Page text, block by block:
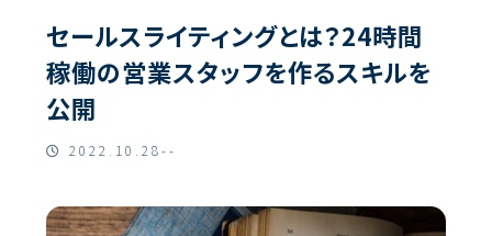
セールスライティングとは？24時間
稼働の営業スタッフを作るスキルを
公開
2022.10.28--